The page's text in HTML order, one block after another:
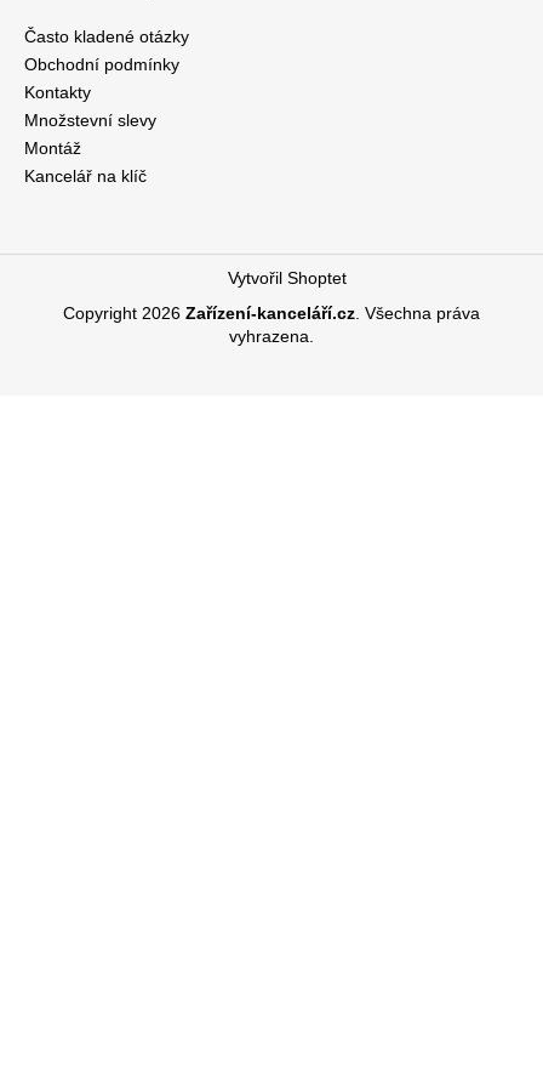
Často kladené otázky
Obchodní podmínky
Kontakty
Množstevní slevy
Montáž
Kancelář na klíč
Vytvořil Shoptet
Copyright 2026 Zařízení-kanceláří.cz . Všechna práva
vyhrazena.